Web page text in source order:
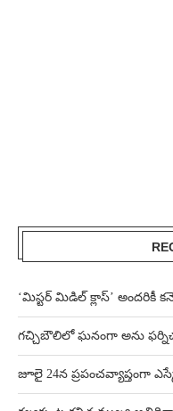
‘మిస్టర్ మిడిల్ క్లాస్’ అందరికీ
గచ్చిబౌలిలో ఘనంగా అను
జూలై 24న ప్రపంచవ్యాప్తంగా